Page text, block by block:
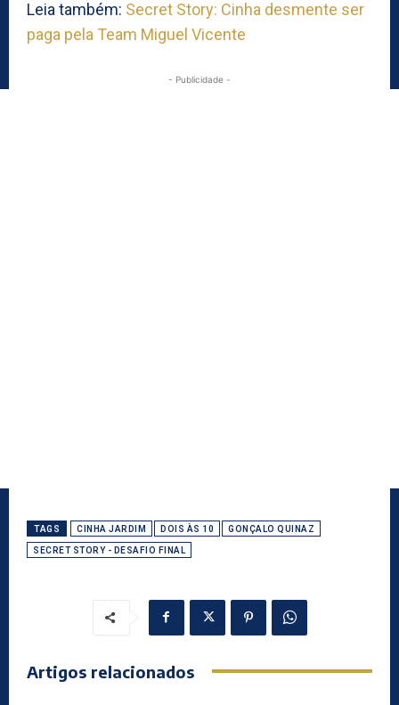
Leia também: Secret Story: Cinha desmente ser
paga pela Team Miguel Vicente
- Publicidade -
TAGS CINHA JARDIM DOIS ÀS 10 GONÇALO QUINAZ
SECRET STORY - DESAFIO FINAL
Artigos relacionados